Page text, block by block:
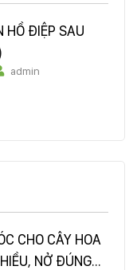
HỒ ĐIỆP SAU
admin
CHO CÂY HOA
NỞ ĐÚNG